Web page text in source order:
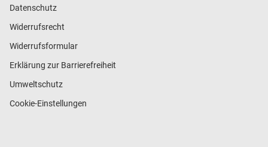
Datenschutz
Widerrufsrecht
Widerrufsformular
Erklärung zur Barrierefreiheit
Umweltschutz
Cookie-Einstellungen